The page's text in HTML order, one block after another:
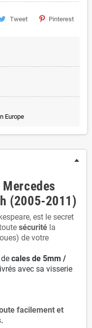
Tweet Pinterest
Europe
(2005-2011)
est le secret
sécurité la
de votre
cales de 5mm /
avec sa visserie
facilement et